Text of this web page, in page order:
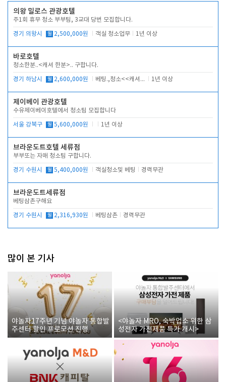
의왕 밀로스 관광호텔
주1회 휴무 청소 부부팀, 3교대 당번 모집합니다.
경기 의왕시 월 2,500,000원 객실 청소업무 1년 이상
바로호텔
청소한분..<캐셔 한분>.. 구합니다.
경기 하남시 월 2,600,000원 베팅.,청소<<캐셔 모셔봅니다. 1년 이상
제이베이 관광호텔
수유제이베이호텔에서 청소팀 모집합니다
서울 강북구 월 5,600,000원 1년 이상
브라운도트호텔 세류점
부부또는 자매 청소팀 구합니다.
경기 수원시 월 5,400,000원 객실청소및 베팅 경력무관
브라운도트세류점
베팅삼촌구해요
경기 수원시 월 2,316,930원 베팅삼촌 경력무관
많이 본 기사
야놀자17주년 기념 야놀자 통합발
주센터 할인 프로모션 진행
<야놀자 MRO, 숙박업소 위한 삼
성전자 가전제품 특가 개시>